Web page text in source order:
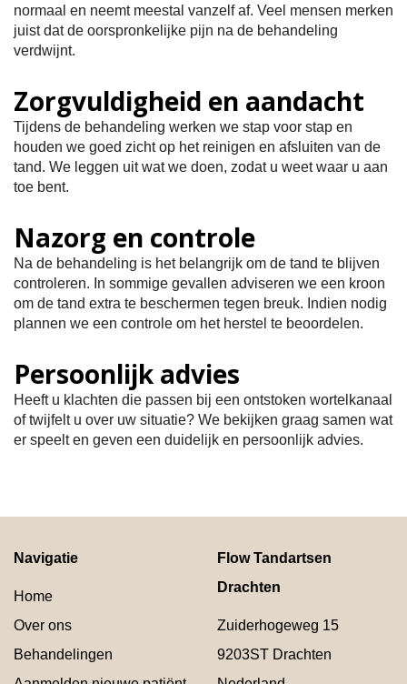
normaal en neemt meestal vanzelf af. Veel mensen merken
juist dat de oorspronkelijke pijn na de behandeling
verdwijnt.
Zorgvuldigheid en aandacht
Tijdens de behandeling werken we stap voor stap en
houden we goed zicht op het reinigen en afsluiten van de
tand. We leggen uit wat we doen, zodat u weet waar u aan
toe bent.
Nazorg en controle
Na de behandeling is het belangrijk om de tand te blijven
controleren. In sommige gevallen adviseren we een kroon
om de tand extra te beschermen tegen breuk. Indien nodig
plannen we een controle om het herstel te beoordelen.
Persoonlijk advies
Heeft u klachten die passen bij een ontstoken wortelkanaal
of twijfelt u over uw situatie? We bekijken graag samen wat
er speelt en geven een duidelijk en persoonlijk advies.
Navigatie
Home
Over ons
Behandelingen
Flow Tandartsen
Drachten
Zuiderhogeweg 15
9203ST Drachten